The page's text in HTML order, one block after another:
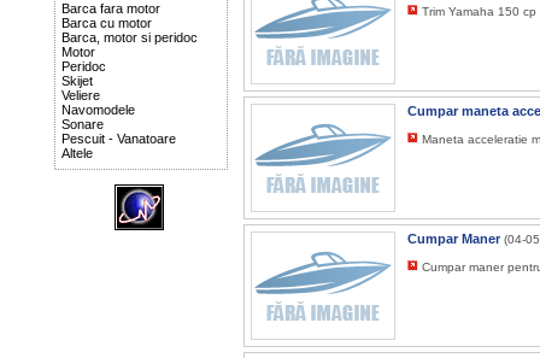
Barca fara motor
Barca cu motor
Barca, motor si peridoc
Motor
Peridoc
Skijet
Veliere
Navomodele
Sonare
Pescuit - Vanatoare
Altele
Trim Yamaha 150 cp
Cumpar maneta
Maneta acceleratie
Cumpar Maner(04-
Cumpar maner